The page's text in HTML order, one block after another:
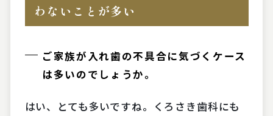
わないことが多い
ご家族が入れ歯の不具合に気づくケース
は多いのでしょうか。
はい、とても多いですね。くろさき歯科にも